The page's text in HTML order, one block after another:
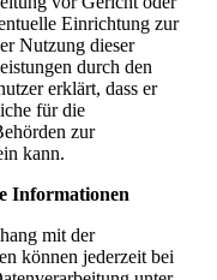
Einrichtung zur
Nutzung dieser
durch den
erklärt, dass er
für die
zur
kann.
Informationen
mit der
können jederzeit bei